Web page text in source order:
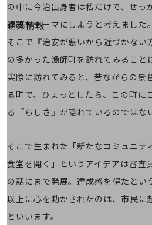
別ウィンドウで開きます
企業情報
企業情報TOP
会社案内TOP
組織
事業拠点
グループ会社
ニュースルーム
ニュースルームTOP
の中に今治出身者は私だけで、せっ
課題をテーマにしようと考えました。
そこで『治安が悪いから近づかない
の多かった漁師町を訪れてみること
実際に訪れてみると、昔ながらの景
る町で、ひょっとしたら、この町に
る『らしさ』が隠れているのではな
そこで生まれた「新たなコミュニテ
食堂を開く」というアイデアは審査
の話にまで発展。達成感を得たとい
以上に心を動かされたのは、市民に
といいます。